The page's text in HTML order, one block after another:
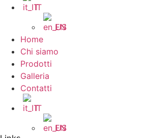
IT
EN
Home
Chi siamo
Prodotti
Galleria
Contatti
IT
EN